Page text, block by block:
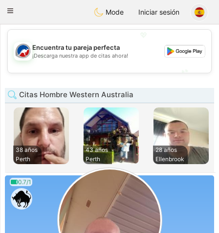
Australia Chat
Toggle
Mode Iniciar sesión
💖
Encuentra tu pareja perfecta
¡Descarga nuestra app de citas ahora!
Citas Hombre Western Australia
38 años
Perth
43 años
Perth
28 años
Ellenbrook
0.7/1